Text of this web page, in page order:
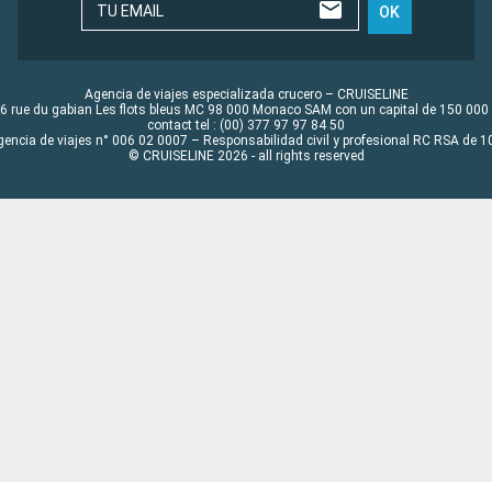
TU EMAIL OK
Agencia de viajes especializada crucero – CRUISELINE
rue du gabian Les flots bleus MC 98 000 Monaco SAM con un capital de 150 000
contact tel : (00) 377 97 97 84 50
de viajes n° 006 02 0007 – Responsabilidad civil y profesional RC RSA de
© CRUISELINE 2026 - all rights reserved